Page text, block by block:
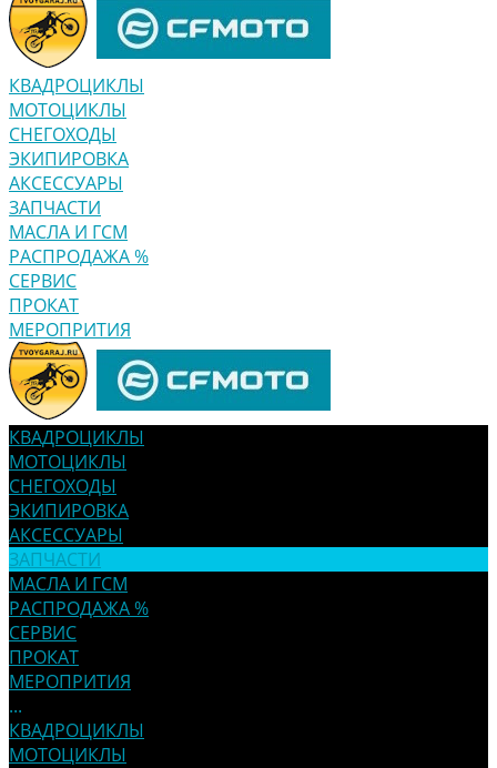
КВАДРОЦИКЛЫ
МОТОЦИКЛЫ
СНЕГОХОДЫ
ЭКИПИРОВКА
АКСЕССУАРЫ
ЗАПЧАСТИ
МАСЛА И ГСМ
РАСПРОДАЖА %
СЕРВИС
ПРОКАТ
МЕРОПРИТИЯ
КВАДРОЦИКЛЫ
МОТОЦИКЛЫ
СНЕГОХОДЫ
ЭКИПИРОВКА
АКСЕССУАРЫ
ЗАПЧАСТИ
МАСЛА И ГСМ
РАСПРОДАЖА %
СЕРВИС
ПРОКАТ
МЕРОПРИТИЯ
...
КВАДРОЦИКЛЫ
МОТОЦИКЛЫ